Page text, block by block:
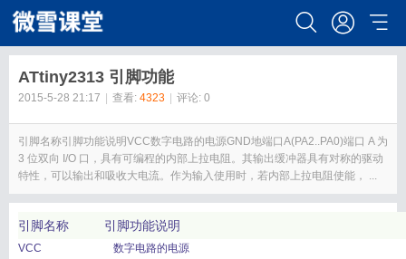
ATtiny2313 引脚功能
2015-5-28 21:17 查看: 4323 评论: 0
引脚名称引脚功能说明VCC数字电路的电源GND地端口A(PA2..PA0)端口 A 为
3 位双向 I/O 口，具有可编程的内部上拉电阻。其输出缓冲器具有对称的驱动
特性，可以输出和吸收大电流。作为输入使用时，若内部上拉电阻使能， ...
引脚名称 引脚功能说明
VCC
数字电路的电源